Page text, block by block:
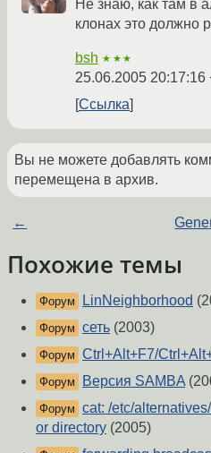
Не знаю, как там в
клонах это должно
bsh ★★★
25.06.2005 20:17:16
Ссылка
Вы не можете добавлять
перемещена в архив.
←
Похожие темы
Форум LinNeighborhood
Форум сеть (2003)
Форум Ctrl+Alt+F7/
Форум Версия SAMBA
Форум cat: /etc/
or directory (2005)